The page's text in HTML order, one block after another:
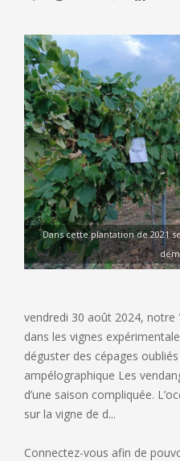
Dans cette plantation de 2021
vendredi 30 août 2024,
dans les vignes
déguster des cépages
ampélographique Les
d’une saison compliquée.
sur la vigne de d...
Connectez-vous afin de